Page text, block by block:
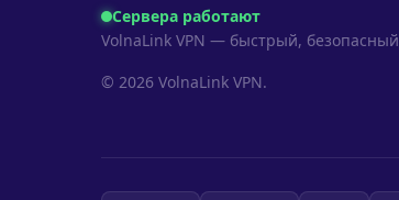
Сервера работают
VolnaLink VPN — быстрый,
© 2026 VolnaLink VPN.